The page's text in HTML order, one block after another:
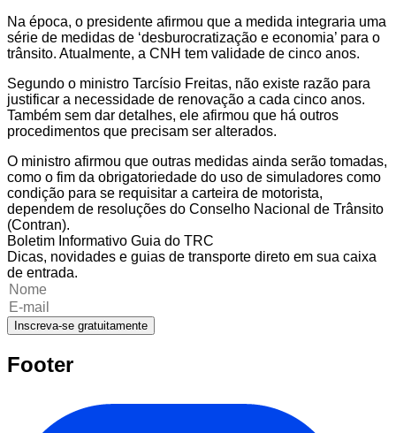
Na época, o presidente afirmou que a medida integraria uma
série de medidas de ‘desburocratização e economia’ para o
trânsito. Atualmente, a CNH tem validade de cinco anos.
Segundo o ministro Tarcísio Freitas, não existe razão para
justificar a necessidade de renovação a cada cinco anos.
Também sem dar detalhes, ele afirmou que há outros
procedimentos que precisam ser alterados.
O ministro afirmou que outras medidas ainda serão tomadas,
como o fim da obrigatoriedade do uso de simuladores como
condição para se requisitar a carteira de motorista,
dependem de resoluções do Conselho Nacional de Trânsito
(Contran).
Boletim Informativo Guia do TRC
Dicas, novidades e guias de transporte direto em sua caixa
de entrada.
Inscreva-se gratuitamente
Footer